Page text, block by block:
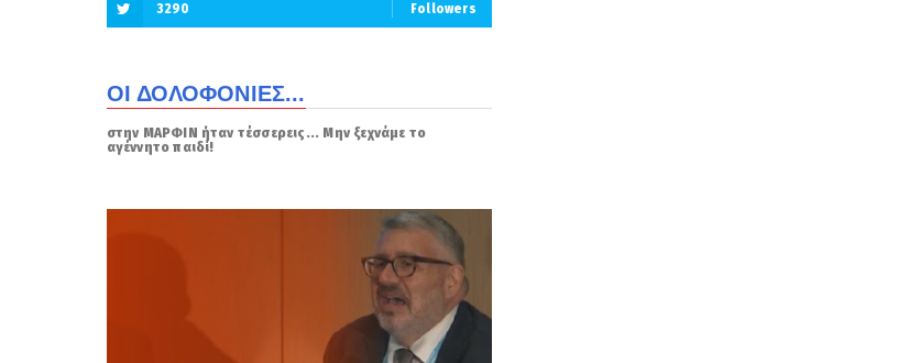
3290 Followers
ΟΙ ΔΟΛΟΦΟΝΙΕΣ...
στην ΜΑΡΦΙΝ ήταν τέσσερεις... Μην ξεχνάμε το
αγέννητο παιδί!